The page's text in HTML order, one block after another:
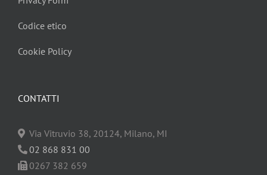
CONTATTI
Via Vitruvio 38, 20124, Milano, MI
02 868 831 00
0267 382 659
Codice etico
Cookie Policy